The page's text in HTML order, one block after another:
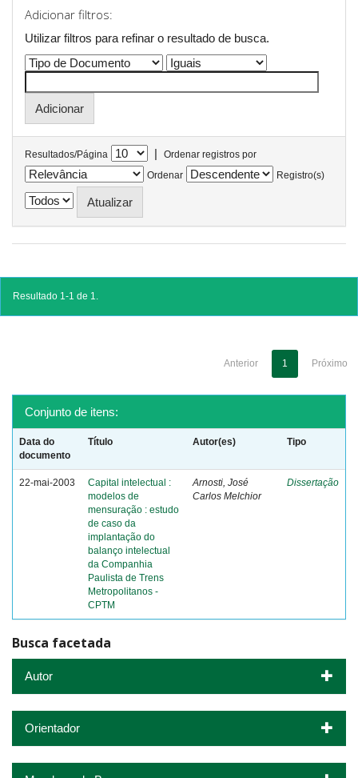
Adicionar filtros:
Utilizar filtros para refinar o resultado de busca.
Resultados/Página |
Ordenar registros por
Ordenar
Registro(s)
Resultado 1-1 de 1.
Anterior 1 Próximo
Conjunto de itens:
Data do
documento
Título Autor(es) Tipo
22-mai-2003
Capital intelectual :
modelos de
mensuração : estudo
de caso da
implantação do
balanço intelectual
da Companhia
Paulista de Trens
Metropolitanos -
CPTM
Arnosti, José
Carlos Melchior
Dissertação
Busca facetada
Autor
Orientador